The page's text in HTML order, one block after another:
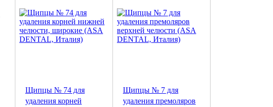
Щипцы № 74 для
удаления корней
Щипцы № 7 для
удаления премоляров